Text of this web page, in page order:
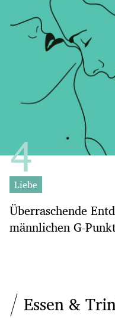
Liebe
Überraschende
männlichen G-
Essen &